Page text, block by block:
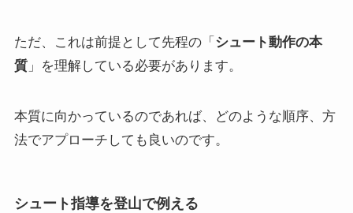
ただ、これは前提として先程の「 シュート動作の本
質」を理解している必要があります。
本質に向かっているのであれば、どのような順序、方
法でアプローチしても良いのです。
シュート指導を登山で例える